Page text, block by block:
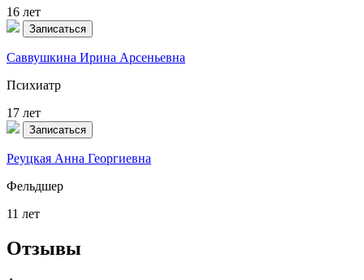
16 лет
Записаться
Саввушкина Ирина Арсеньевна
Психиатр
17 лет
Записаться
Реуцкая Анна Георгиевна
Фельдшер
11 лет
Отзывы